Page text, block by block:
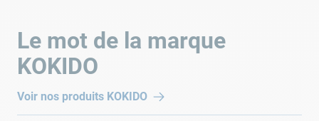
Le mot de la marque
KOKIDO
Voir nos produits KOKIDO